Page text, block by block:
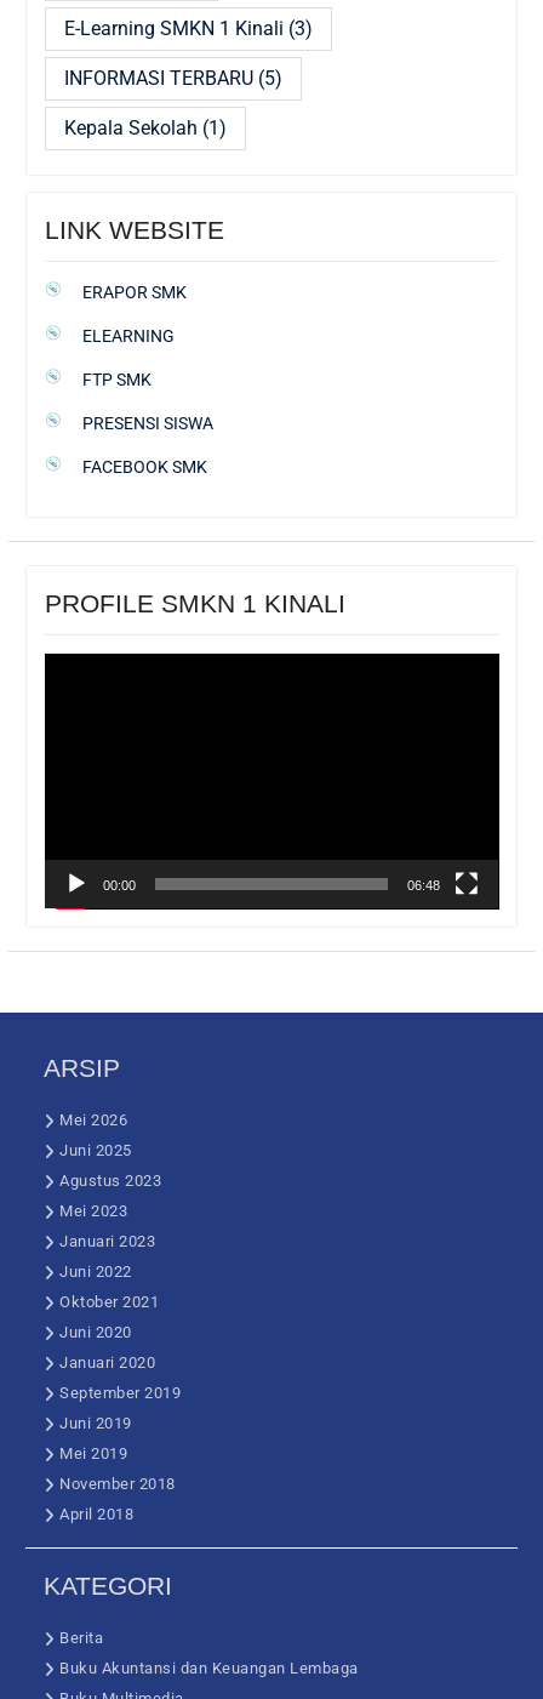
E-Learning SMKN 1 Kinali (3)
INFORMASI TERBARU(5)
Kepala Sekolah (1)
LINK WEBSITE
ERAPOR SMK
ELEARNING
FTP SMK
PRESENSI SISWA
FACEBOOK SMK
PROFILE SMKN 1 KINALI
00:00 06:48
ARSIP
Mei 2026
Juni 2025
Agustus 2023
Mei 2023
Januari 2023
Juni 2022
Oktober 2021
Juni 2020
Januari 2020
September 2019
Juni 2019
Mei 2019
November 2018
April 2018
KATEGORI
Berita
Buku Akuntansi dan Keuangan Lembaga